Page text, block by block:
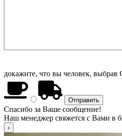
докажите, что вы человек, выбрав
Спасибо за Ваше сообщение!
Наш менеджер свяжется с Вами в